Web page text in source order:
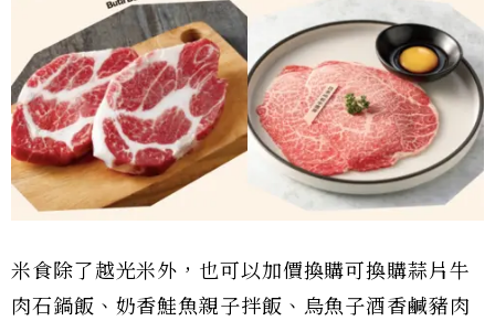
米食除了越光米外，也可以加價換購可換購蒜片牛
肉石鍋飯、奶香鮭魚親子拌飯、烏魚子酒香鹹豬肉